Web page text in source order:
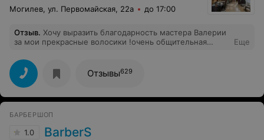
Могилев, ул. Первомайская, 22а до 17:00
Отзыв. Хочу выразить благодарность мастера Валерии
за мои прекрасные волосики !очень общительная
два года и только ей доверяю свои волосы !всегда даст
рекомендации по уходу .так что ,девчонки ,если идти
,то только к ней !
Еще
Отзывы629
БАРБЕРШОП
1.0 BarberS